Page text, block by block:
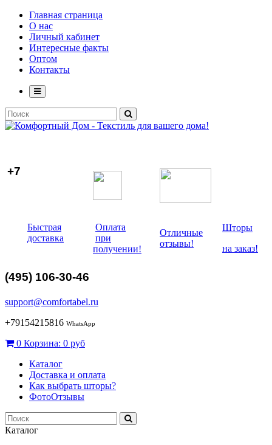
Главная страница
О нас
Личный кабинет
Интересные факты
Оптом
Контакты
Быстрая
доставка
Оплата
при
получении!
Отличные
отзывы!
Шторы
на заказ!
+7
(495) 106-30-46
support@comfortabel.ru
+79154215816 WhatsApp
0 Корзина: 0 руб
Каталог
Доставка и оплата
Как выбрать шторы?
ФотоОтзывы
Каталог